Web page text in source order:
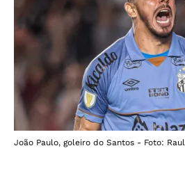
João Paulo, goleiro do Santos - Foto: